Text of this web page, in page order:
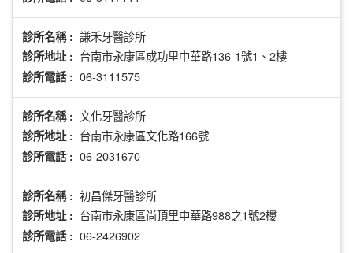
診所名稱 : 謙禾牙醫診所
診所地址 : 台南市永康區成功里中華路136-1號1、2樓
診所電話 : 06-3111575
診所名稱 : 文化牙醫診所
診所地址 : 台南市永康區文化路166號
診所電話 : 06-2031670
診所名稱 : 初昌傑牙醫診所
診所地址 : 台南市永康區尚頂里中華路988之1號2樓
診所電話 : 06-2426902